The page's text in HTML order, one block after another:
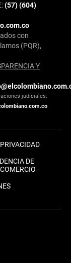
(57) (604)
con
(PQR),
Y
judiciales:
DE